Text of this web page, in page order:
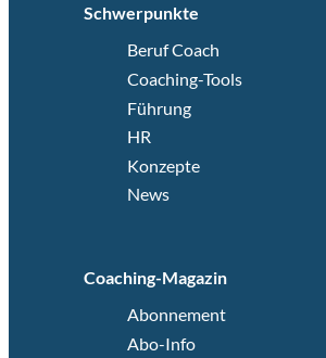
Schwerpunkte
Beruf Coach
Coaching-Tools
Führung
HR
Konzepte
News
Coaching-Magazin
Abonnement
Abo-Info